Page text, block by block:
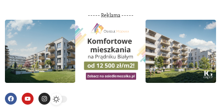
----- Reklama -----